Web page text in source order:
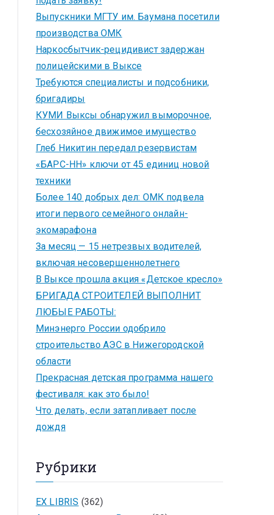
Выпускники МГТУ им. Баумана посетили
производства ОМК
Наркосбытчик-рецидивист задержан
полицейскими в Выксе
Требуются специалисты и подсобники,
бригадиры
КУМИ Выксы обнаружил выморочное,
бесхозяйное движимое имущество
Глеб Никитин передал резервистам
«БАРС-НН» ключи от 45 единиц новой
техники
Более 140 добрых дел: ОМК подвела
итоги первого семейного онлайн-
экомарафона
За месяц — 15 нетрезвых водителей,
включая несовершеннолетнего
В Выксе прошла акция «Детское кресло»
БРИГАДА СТРОИТЕЛЕЙ ВЫПОЛНИТ
ЛЮБЫЕ РАБОТЫ:
Минэнерго России одобрило
строительство АЭС в Нижегородской
области
Прекрасная детская программа нашего
фестиваля: как это было!
Что делать, если затапливает после
дождя
Рубрики
EX LIBRIS (362)